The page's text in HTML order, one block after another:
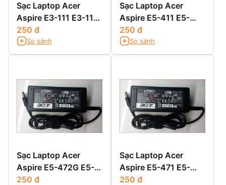
Sạc Laptop Acer
Aspire E3-111 E3-112
E3-112M
250 đ
So sánh
Sạc Laptop Acer
Aspire E5-411 E5-
411G E5-421 E5-
421G
250 đ
So sánh
Sạc Laptop Acer
Aspire E5-472G E5-
511 E5-511G E5-511P
250 đ
Sạc Laptop Acer
Aspire E5-471 E5-
471G E5-471P E5-
250 đ